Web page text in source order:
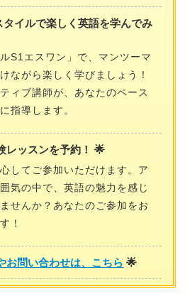
イルで楽しく英語を学んでみ
ルS1エスワン」で、マンツーマ
ながら楽しく学びましょう！
ィブ講師が、あなたのペース
指導します。
レッスンを予約！ 🌟
してご参加いただけます。ア
気の中で、英語の魅力を感じ
せんか？あなたのご参加をお
！
お問い合わせは、こちら 🌟